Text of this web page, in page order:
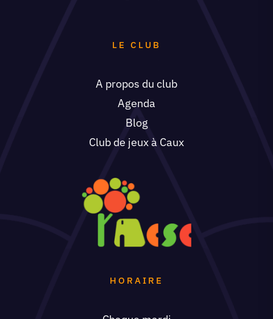
LE CLUB
A propos du club
Agenda
Blog
Club de jeux à Caux
HORAIRE